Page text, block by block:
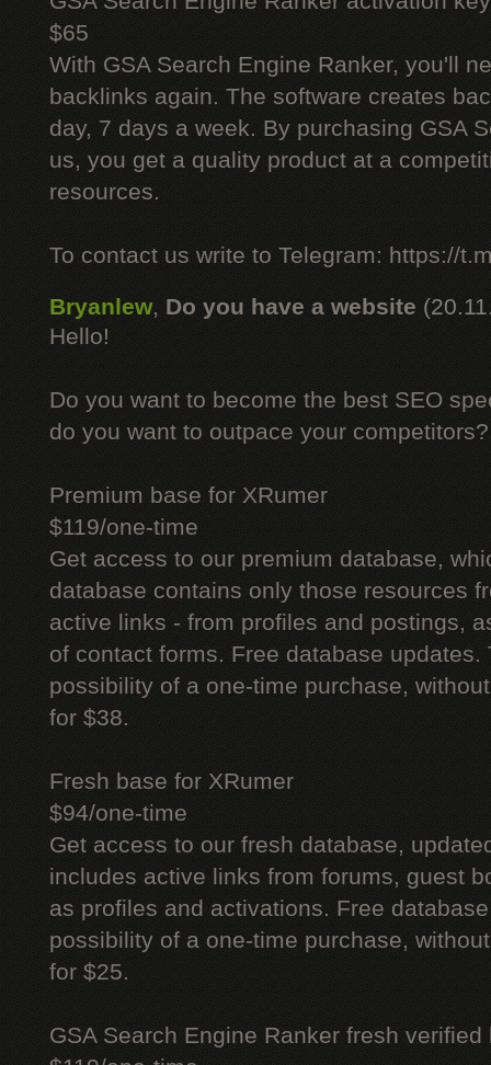
$65
With GSA Search Engine Ranker, you'll
backlinks again. The software creates
day, 7 days a week. By purchasing GSA
us, you get a quality product at a
resources.
To contact us write to Telegram: https://
Bryanlew, Do you have a website
Hello!
Do you want to become the best SEO
do you want to outpace your competitors?
Premium base for XRumer
$119/one-time
Get access to our premium database,
database contains only those resources
active links - from profiles and postings,
of contact forms. Free database updates.
possibility of a one-time purchase,
for $38.
Fresh base for XRumer
$94/one-time
Get access to our fresh database,
includes active links from forums, guest
as profiles and activations. Free
possibility of a one-time purchase,
for $25.
GSA Search Engine Ranker fresh verified